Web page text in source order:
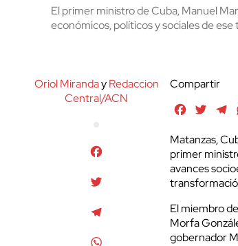
El primer ministro de Cuba, Manuel
económicos, políticos y sociales de
Oriol MirandayRedaccion
Central/ACN
Compartir
Facebook
Matanzas,
primer
avances
El miembro
Morfa
gobernador